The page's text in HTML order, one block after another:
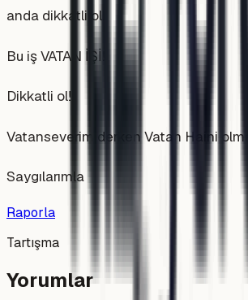
anda dikkatli ol!
Bu iş VATAN İŞİ!
Dikkatli ol!
Vatanseverim derken Vatan Haini olma!
Saygılarımla
Raporla
Tartışma
Yorumlar